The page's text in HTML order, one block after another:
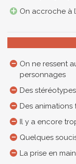
On accroche à
On ne ressent
personnages
Des
Des
Il y a encore
Quelques
La prise en